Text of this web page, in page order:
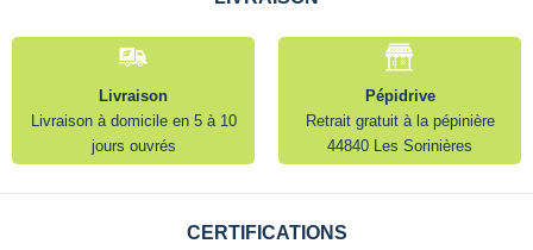
Livraison
Livraison à domicile en 5 à 10
jours ouvrés
Pépidrive
Retrait gratuit à la pépinière
44840 Les Sorinières
CERTIFICATIONS